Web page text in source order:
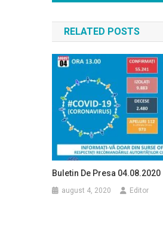
în
articole
RELATED POSTS
Buletin De Presa 04.08.2020
august 4, 2020 Editor